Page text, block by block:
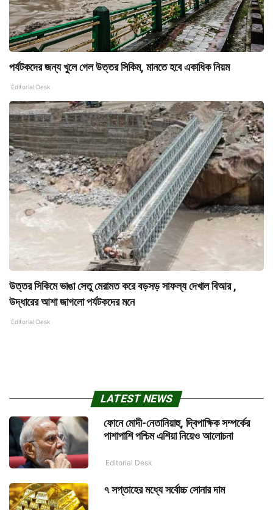
পর্যটকদের জন্য খুলে গেল উত্তর সিকিম, মানতে হবে একাধিক নিয়ম
Editorial Desk
উত্তর সিকিমে ভাঙা সেতু মেরামত করে বড়সড় সাফল্য দেখাল বিআর ,
উদ্ধারের আশা জাগলো পর্যটকদের মনে
Editorial Desk
LATEST NEWS
ফোনে মোদী-নেতানিয়াহু, দ্বিপাক্ষিক সম্পর্কের
পাশাপাশি পশ্চিম এশিয়া নিয়েও আলোচনা
Editorial Desk
৭ সপ্তাহের মধ্যে সর্বোচ্চ সোনার দাম